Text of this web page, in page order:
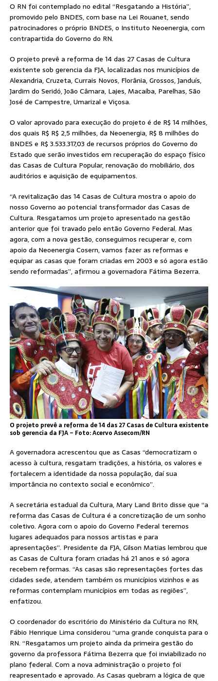
O RN foi contemplado no edital “Resgatando a História”,
promovido pelo BNDES, com base na Lei Rouanet, sendo
patrocinadores o próprio BNDES, o Instituto Neoenergia, com
contrapartida do Governo do RN.
O projeto prevê a reforma de 14 das 27 Casas de Cultura
existente sob gerencia da FJA, localizadas nos municípios de
Alexandria, Cruzeta, Currais Novos, Florânia, Grossos, Janduís,
Jardim do Seridó, João Câmara, Lajes, Macaíba, Parelhas, São
José de Campestre, Umarizal e Viçosa.
O valor aprovado para execução do projeto é de R$ 14 milhões,
dos quais R$ R$ 2,5 milhões, da Neoenergia, R$ 8 milhões do
BNDES e R$ 3.533.317,03 de recursos próprios do Governo do
Estado que serão investidos em recuperação do espaço físico
das Casas de Cultura Popular, renovação do mobiliário, dos
auditórios e aquisição de equipamentos.
“A revitalização das 14 Casas de Cultura mostra o apoio do
nosso Governo ao potencial transformador das Casas de
Cultura. Resgatamos um projeto apresentado na gestão
anterior que foi travado pelo então Governo Federal. Mas
agora, com a nova gestão, conseguimos recuperar e, com
apoio da Neoenergia Cosern, vamos fazer as reformas e
equipar as casas que foram criadas em 2003 e só agora estão
sendo reformadas”, afirmou a governadora Fátima Bezerra.
O projeto prevê a reforma de 14 das 27 Casas de Cultura existente
sob gerencia da FJA – Foto: Acervo Assecom/RN
A governadora acrescentou que as Casas “democratizam o
acesso à cultura, resgatam tradições, a história, os valores e
fortalecem a identidade da nossa população, daí sua
importância no contexto social e econômico”.
A secretária estadual da Cultura, Mary Land Brito disse que “a
reforma das Casas de Cultura é a concretização de um sonho
coletivo. Agora com o apoio do Governo Federal teremos
lugares adequados para nossos artistas e para
apresentações”. Presidente da FJA, Gilson Matias lembrou que
as Casas de Cultura foram criadas há 21 anos e só agora
recebem reformas. “As casas são representações fortes das
cidades sede, atendem também os municípios vizinhos e as
reformas contemplam municípios em todas as regiões”,
enfatizou.
O coordenador do escritório do Ministério da Cultura no RN,
Fábio Henrique Lima considerou “uma grande conquista para o
RN. “Resgatamos um projeto ainda da primeira gestão do
governo da professora Fátima Bezerra que foi inviabilizado no
plano federal. Com a nova administração o projeto foi
reapresentado e aprovado. As Casas quebram a lógica de que